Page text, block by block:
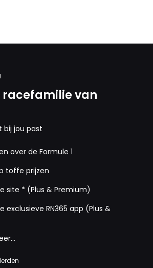
racefamilie van
bij jou past
over de Formule 1
toffe prijzen
site * (Plus & Premium)
exclusieve RN365 app (Plus &